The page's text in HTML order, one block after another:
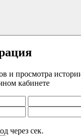
и просмотра
кабинете
через сек.